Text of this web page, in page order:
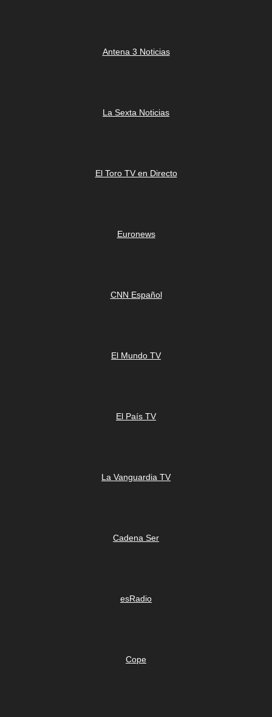
Antena 3 Noticias
La Sexta Noticias
El Toro TV en Directo
Euronews
CNN Español
El Mundo TV
El País TV
La Vanguardia TV
Cadena Ser
esRadio
Cope